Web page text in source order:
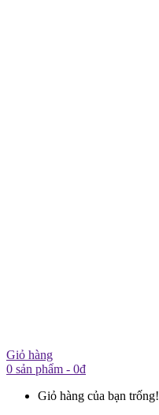
Giỏ hàng
0 sản phẩm - 0đ
Giỏ hàng của bạn trống!